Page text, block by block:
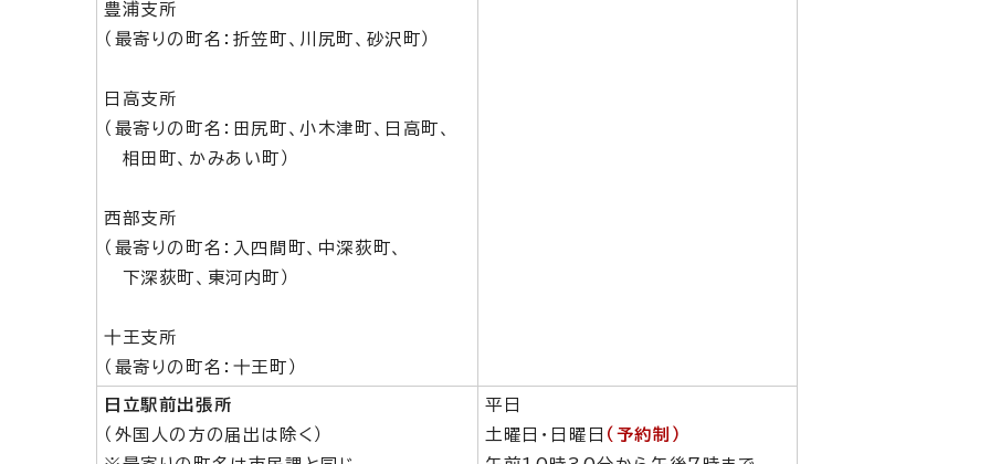
豊浦支所
（最寄りの町名：折笠町、川尻町、砂沢町）
日高支所
（最寄りの町名：田尻町、小木津町、日高町、
相田町、かみあい町）
西部支所
（最寄りの町名：入四間町、中深荻町、
下深荻町、東河内町）
十王支所
（最寄りの町名：十王町）
日立駅前出張所
（外国人の方の届出は除く）
平日
土曜日・日曜日 （予約制）